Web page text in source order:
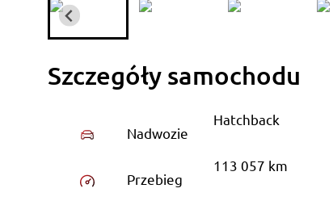
Szczegóły samochodu
Nadwozie
Hatchback
Przebieg
113 057 km